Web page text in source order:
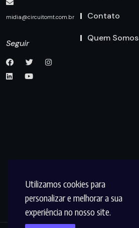
Utilizamos cookies para
personalizar e melhorar a sua
experiência no nosso site.
midia@circuitomt.com.br
Seguir
Contato
Quem Somos